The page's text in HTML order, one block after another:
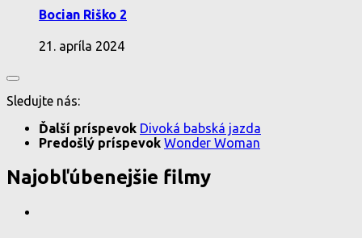
Bocian Riško 2
21. apríla 2024
Sledujte nás:
Ďalší príspevok Divoká babská jazda
Predošlý príspevok Wonder Woman
Najobľúbenejšie filmy